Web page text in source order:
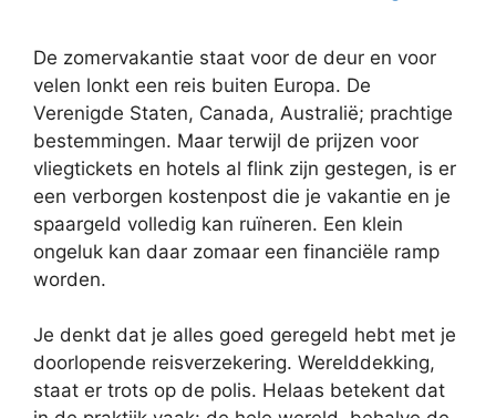
De zomervakantie staat voor de deur en voor
velen lonkt een reis buiten Europa. De
Verenigde Staten, Canada, Australië; prachtige
bestemmingen. Maar terwijl de prijzen voor
vliegtickets en hotels al flink zijn gestegen, is er
een verborgen kostenpost die je vakantie en je
spaargeld volledig kan ruïneren. Een klein
ongeluk kan daar zomaar een financiële ramp
worden.
Je denkt dat je alles goed geregeld hebt met je
doorlopende reisverzekering. Werelddekking,
staat er trots op de polis. Helaas betekent dat